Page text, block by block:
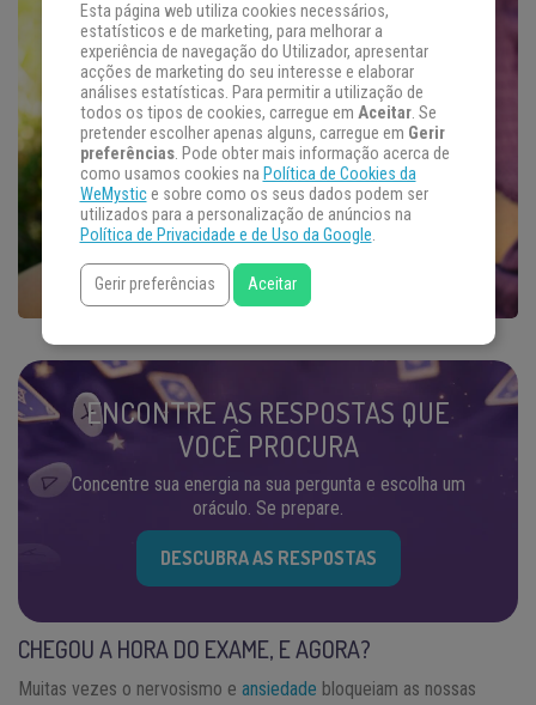
ENCONTRE AS RESPOSTAS QUE
VOCÊ PROCURA
Concentre sua energia na sua pergunta e escolha um
oráculo. Se prepare.
DESCUBRA AS RESPOSTAS
CHEGOU A HORA DO EXAME, E AGORA?
Muitas vezes o nervosismo e ansiedade bloqueiam as nossas
Esta página web utiliza cookies necessários,
estatísticos e de marketing, para melhorar a
experiência de navegação do Utilizador, apresentar
acções de marketing do seu interesse e elaborar
análises estatísticas. Para permitir a utilização de
todos os tipos de cookies, carregue em Aceitar. Se
pretender escolher apenas alguns, carregue em Gerir
preferências. Pode obter mais informação acerca de
como usamos cookies na Política de Cookies da
WeMystice sobre como os seus dados podem ser
utilizados para a personalização de anúncios na
Política de Privacidade e de Uso da Google.
Gerir preferências Aceitar